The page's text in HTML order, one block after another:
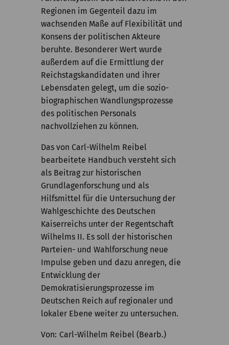
Regionen im Gegenteil dazu im
wachsenden Maße auf Flexibilität und
Konsens der politischen Akteure
beruhte. Besonderer Wert wurde
außerdem auf die Ermittlung der
Reichstagskandidaten und ihrer
Lebensdaten gelegt, um die sozio-
biographischen Wandlungsprozesse
des politischen Personals
nachvollziehen zu können.
Das von Carl-Wilhelm Reibel
bearbeitete Handbuch versteht sich
als Beitrag zur historischen
Grundlagenforschung und als
Hilfsmittel für die Untersuchung der
Wahlgeschichte des Deutschen
Kaiserreichs unter der Regentschaft
Wilhelms II. Es soll der historischen
Parteien- und Wahlforschung neue
Impulse geben und dazu anregen, die
Entwicklung der
Demokratisierungsprozesse im
Deutschen Reich auf regionaler und
lokaler Ebene weiter zu untersuchen.
Von Carl-Wilhelm Reibel (Bearb.)